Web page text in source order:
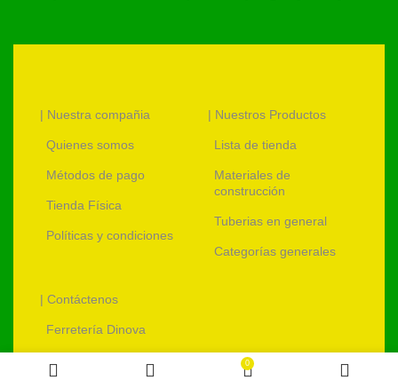
| Nuestra compañia
Quienes somos
Métodos de pago
Tienda Física
Políticas y condiciones
| Nuestros Productos
Lista de tienda
Materiales de
construcción
Tuberias en general
Categorías generales
| Contáctenos
Ferretería Dinova
0